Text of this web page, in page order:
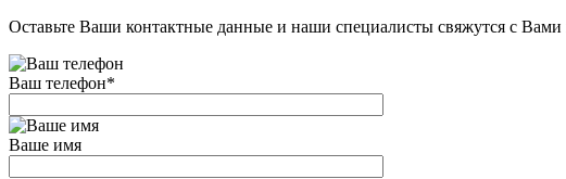
Оставьте Ваши контактные данные и наши специалисты свяжутся с
Ваш телефон*
Ваше имя